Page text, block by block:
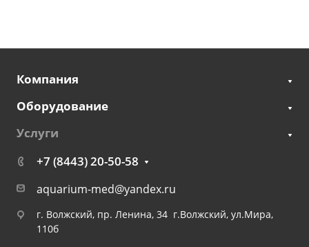
Компания
Оборудование
Услуги
+7 (8443) 20-50-58
aquarium-med@yandex.ru
г. Волжский, пр. Ленина, 34 г.Волжский, ул.Мира,
110б